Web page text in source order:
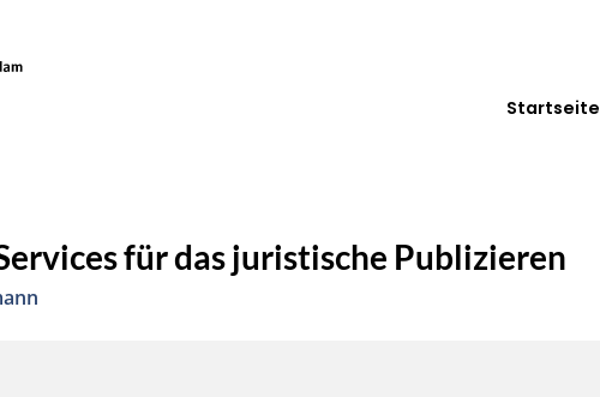
Startseite
für das juristische Publizieren